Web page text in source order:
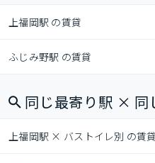
上福岡駅 の賃貸
ふじみ野駅 の賃貸
同じ最寄り駅 × 同
上福岡駅 × バストイレ別 の賃貸